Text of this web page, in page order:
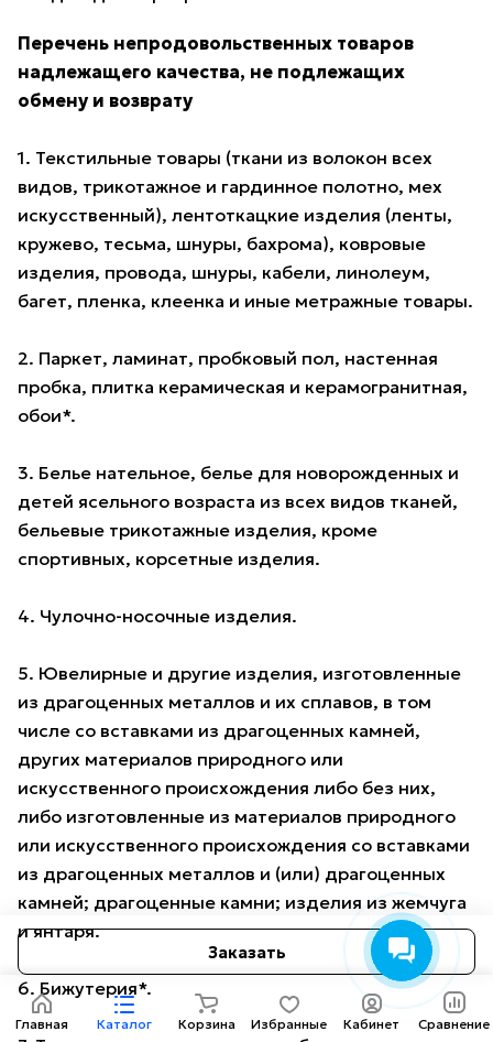
Заказать
Перечень непродовольственных товаров
надлежащего качества, не подлежащих
обмену и возврату
1. Текстильные товары (ткани из волокон всех
видов, трикотажное и гардинное полотно, мех
искусственный), лентоткацкие изделия (ленты,
кружево, тесьма, шнуры, бахрома), ковровые
изделия, провода, шнуры, кабели, линолеум,
багет, пленка, клеенка и иные метражные товары.
2. Паркет, ламинат, пробковый пол, настенная
пробка, плитка керамическая и керамогранитная,
обои*.
3. Белье нательное, белье для новорожденных и
детей ясельного возраста из всех видов тканей,
бельевые трикотажные изделия, кроме
спортивных, корсетные изделия.
4. Чулочно-носочные изделия.
5. Ювелирные и другие изделия, изготовленные
из драгоценных металлов и их сплавов, в том
числе со вставками из драгоценных камней,
других материалов природного или
искусственного происхождения либо без них,
либо изготовленные из материалов природного
или искусственного происхождения со вставками
из драгоценных металлов и (или) драгоценных
камней; драгоценные камни; изделия из жемчуга
и янтаря.
6. Бижутерия*.
Главная Каталог Корзина Избранные Кабинет Сравнение